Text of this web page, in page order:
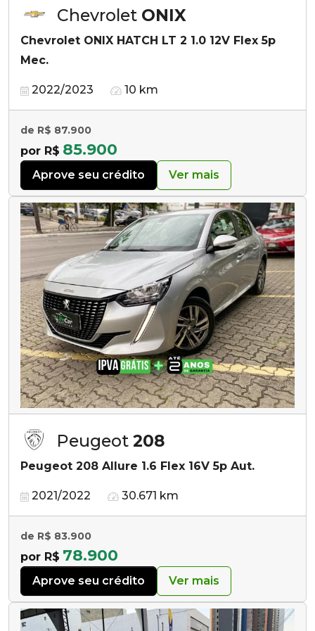
Chevrolet ONIX
Chevrolet ONIX HATCH LT 2 1.0 12V Flex 5p
Mec.
2022/2023 10 km
de R$ 87.900
por R$ 85.900
Aprove seu crédito Ver mais
Peugeot 208
Peugeot 208 Allure 1.6 Flex 16V 5p Aut.
2021/2022 30.671 km
de R$ 83.900
por R$ 78.900
Aprove seu crédito Ver mais